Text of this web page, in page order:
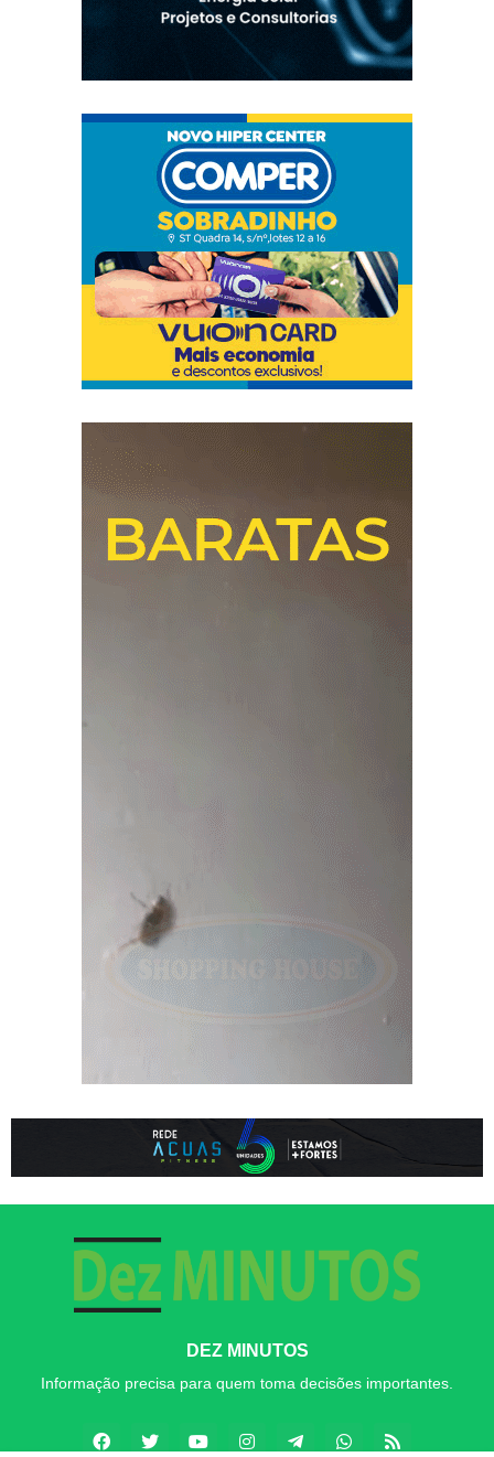
DEZ MINUTOS
Informação precisa para quem toma decisões importantes.